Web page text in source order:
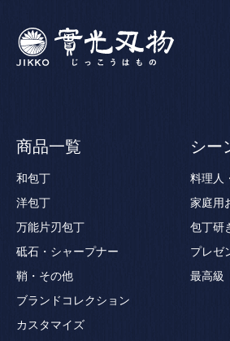
商品一覧
和包丁
洋包丁
万能片刃包丁
砥石・シャープナー
鞘・その他
ブランドコレクション
カスタマイズ
シー
料理人
家庭用
包丁研
プレゼ
最高級